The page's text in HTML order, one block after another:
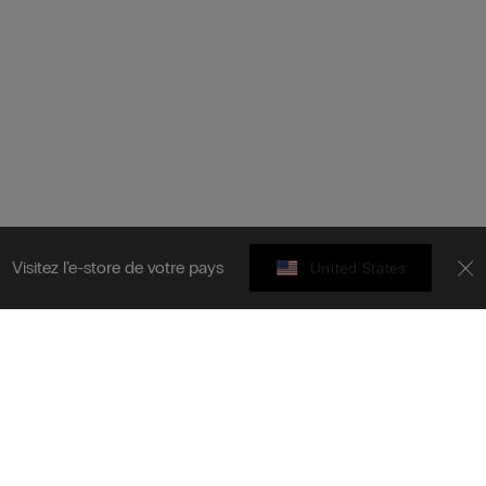
Visitez l’e-store de votre pays United States